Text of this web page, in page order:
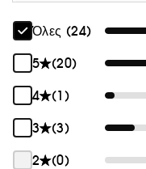
Όλες (24)
5
(20)
4
(1)
3
(3)
2
(0)